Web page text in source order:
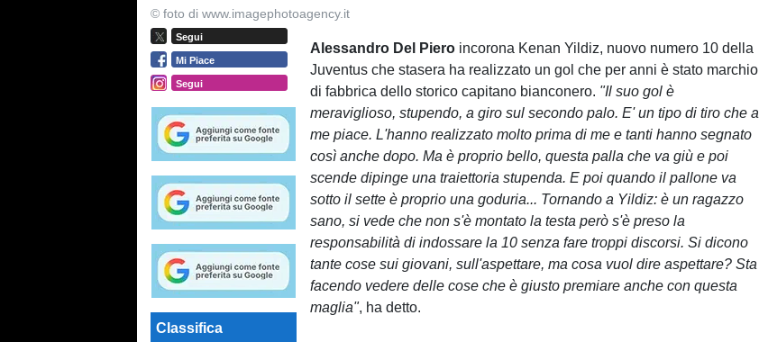
© foto di www.imagephotoagency.it
Segui
Mi Piace
Segui
Classifica
Alessandro Del Piero incorona Kenan Yildiz, nuovo numero 10 della
Juventus che stasera ha realizzato un gol che per anni è stato marchio
di fabbrica dello storico capitano bianconero. "Il suo gol è
meraviglioso, stupendo, a giro sul secondo palo. E' un tipo di tiro che a
me piace. L'hanno realizzato molto prima di me e tanti hanno segnato
così anche dopo. Ma è proprio bello, questa palla che va giù e poi
scende dipinge una traiettoria stupenda. E poi quando il pallone va
sotto il sette è proprio una goduria... Tornando a Yildiz: è un ragazzo
sano, si vede che non s'è montato la testa però s'è preso la
responsabilità di indossare la 10 senza fare troppi discorsi. Si dicono
tante cose sui giovani, sull'aspettare, ma cosa vuol dire aspettare? Sta
facendo vedere delle cose che è giusto premiare anche con questa
maglia", ha detto.